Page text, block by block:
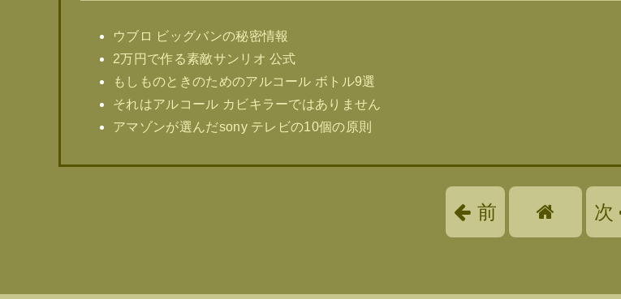
ウブロ ビッグバンの秘密情報
2万円で作る素敵サンリオ 公式
もしものときのためのアルコール ボトル9選
それはアルコール カビキラーではありません
アマゾンが選んだsony テレビの10個の原則
前 次